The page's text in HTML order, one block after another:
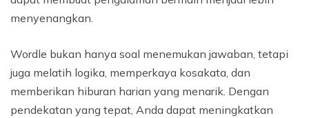
menyenangkan.
Wordle bukan hanya soal menemukan jawaban, tetapi
juga melatih logika, memperkaya kosakata, dan
memberikan hiburan harian yang menarik. Dengan
pendekatan yang tepat, Anda dapat meningkatkan